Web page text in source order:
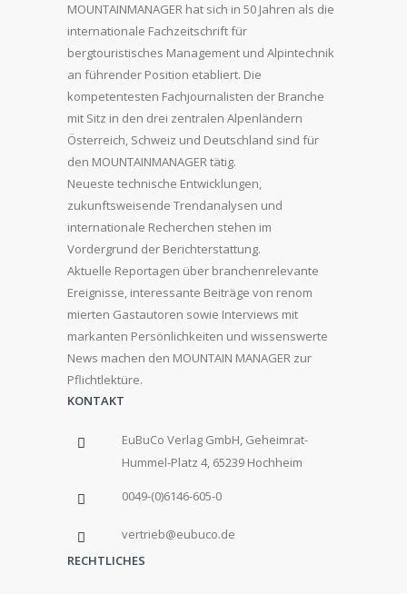
MOUNTAINMANAGER hat sich in 50 Jahren als die
internationale Fachzeitschrift für
bergtouristisches Management und Alpintechnik
an führender Position etabliert. Die
kompetentesten Fachjournalisten der Branche
mit Sitz in den drei zentralen Alpenländern
Österreich, Schweiz und Deutschland sind für
den MOUNTAINMANAGER tätig.
Neueste technische Entwicklungen,
zukunftsweisende Trendanalysen und
internationale Recherchen stehen im
Vordergrund der Berichterstattung.
Aktuelle Reportagen über branchenrelevante
Ereignisse, interessante Beiträge von renom
mierten Gastautoren sowie Interviews mit
markanten Persönlichkeiten und wissenswerte
News machen den MOUNTAIN MANAGER zur
Pflichtlektüre.
KONTAKT
EuBuCo Verlag GmbH, Geheimrat-
Hummel-Platz 4, 65239 Hochheim
0049-(0)6146-605-0
vertrieb@eubuco.de
RECHTLICHES